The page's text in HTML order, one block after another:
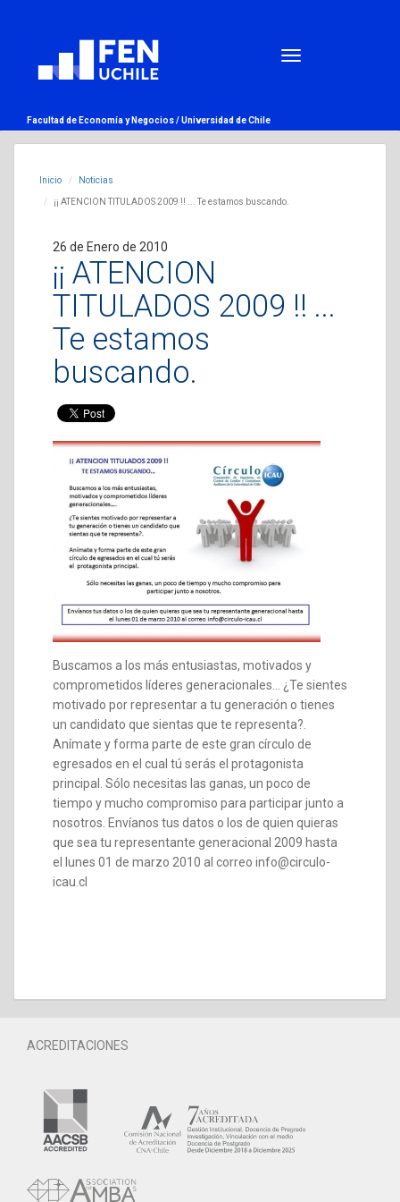
Facultad de Economía y Negocios /Universidad de Chile
Inicio Noticias
¡¡ ATENCION TITULADOS 2009 !! ... Te estamos buscando.
26 de Enero de 2010
¡¡ ATENCION
TITULADOS 2009 !! ...
Te estamos
buscando.
Buscamos a los más entusiastas, motivados y
comprometidos líderes generacionales... ¿Te sientes
motivado por representar a tu generación o tienes
un candidato que sientas que te representa?.
Anímate y forma parte de este gran círculo de
egresados en el cual tú serás el protagonista
principal. Sólo necesitas las ganas, un poco de
tiempo y mucho compromiso para participar junto a
nosotros. Envíanos tus datos o los de quien quieras
que sea tu representante generacional 2009 hasta
el lunes 01 de marzo 2010 al correo info@circulo-
icau.cl
ACREDITACIONES